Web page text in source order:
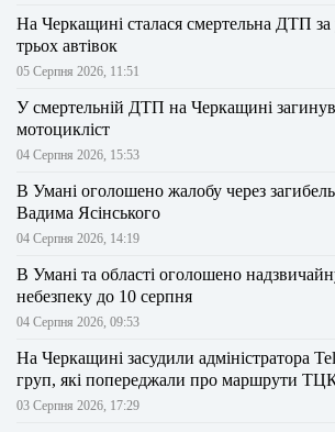
На Черкащині сталася смертельна ДТП
трьох автівок
05 Серпня 2026, 11:51
У смертельній ДТП на Черкащині
мотоцикліст
04 Серпня 2026, 15:53
В Умані оголошено жалобу через
Вадима Ясінського
04 Серпня 2026, 14:19
В Умані та області оголошено
небезпеку до 10 серпня
04 Серпня 2026, 09:53
На Черкащині засудили адміністратора
груп, які попереджали про маршрути ТЦК
03 Серпня 2026, 17:29